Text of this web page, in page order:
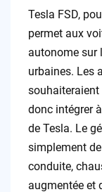
Tesla FSD,
permet aux
autonome sur
urbaines. Les
souhaiteraient
donc intégrer
de Tesla. Le
simplement
conduite,
augmentée et